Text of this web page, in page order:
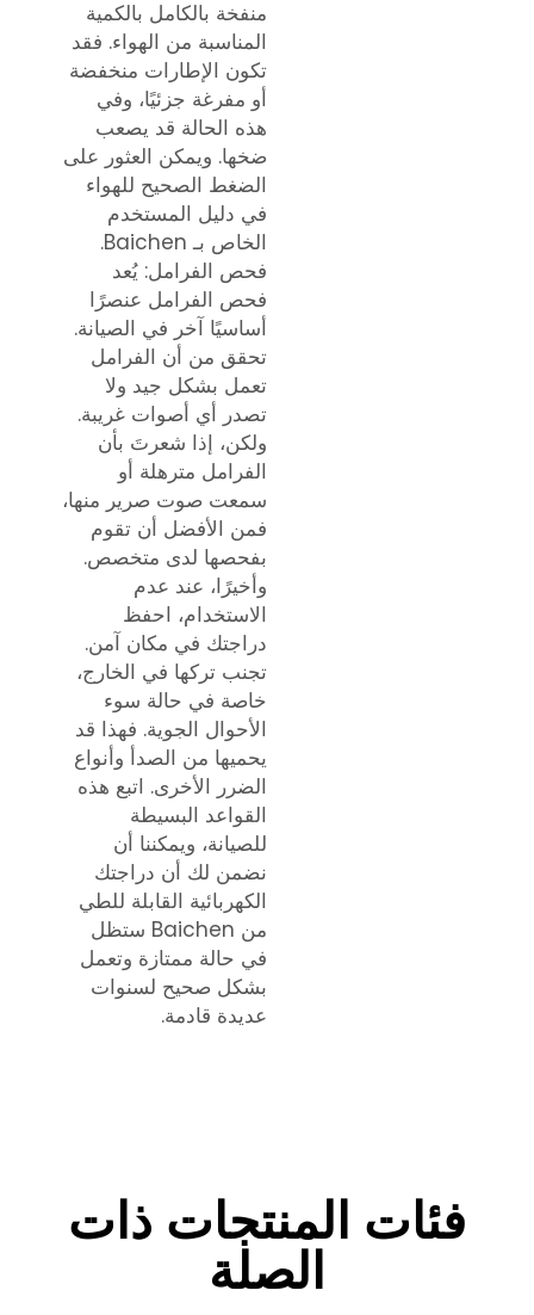
منفخة بالكامل بالكمية
المناسبة من الهواء. فقد
تكون الإطارات منخفضة
أو مفرغة جزئيًا، وفي
هذه الحالة قد يصعب
ضخها. ويمكن العثور على
الضغط الصحيح للهواء
في دليل المستخدم
الخاص بـ Baichen.
فحص الفرامل: يُعد
فحص الفرامل عنصرًا
أساسيًا آخر في الصيانة.
تحقق من أن الفرامل
تعمل بشكل جيد ولا
تصدر أي أصوات غريبة.
ولكن، إذا شعرتَ بأن
الفرامل مترهلة أو
سمعت صوت صرير منها،
فمن الأفضل أن تقوم
بفحصها لدى متخصص.
وأخيرًا، عند عدم
الاستخدام، احفظ
دراجتك في مكان آمن.
تجنب تركها في الخارج،
خاصة في حالة سوء
الأحوال الجوية. فهذا قد
يحميها من الصدأ وأنواع
الضرر الأخرى. اتبع هذه
القواعد البسيطة
للصيانة، ويمكننا أن
نضمن لك أن دراجتك
الكهربائية القابلة للطي
من Baichen ستظل
في حالة ممتازة وتعمل
بشكل صحيح لسنوات
عديدة قادمة.
فئات المنتجات ذات
الصلة